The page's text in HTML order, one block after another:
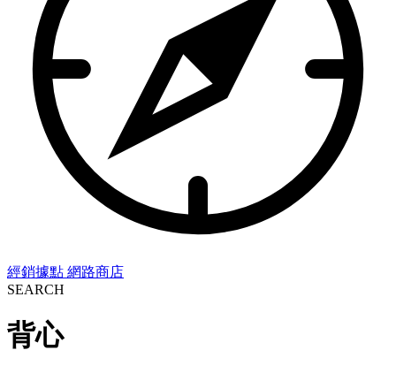
經銷據點 網路商店
SEARCH
背心